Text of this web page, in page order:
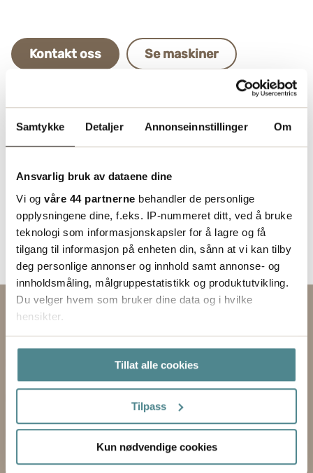
Samtykke Detaljer Annonseinnstillinger Om
Ansvarlig bruk av dataene dine
Vi og våre 44 partnerne behandler de personlige
opplysningene dine, f.eks. IP-nummeret ditt, ved å bruke
teknologi som informasjonskapsler for å lagre og få
tilgang til informasjon på enheten din, sånn at vi kan tilby
deg personlige annonser og innhold samt annonse- og
innholdsmåling, målgruppestatistikk og produktutvikling.
Du velger hvem som bruker dine data og i hvilke
hensikter.
Hvis du gir oss lov, vil vi også gjerne:
Innhente informasjon om den geografiske
beliggenheten din, som kan være nøyaktig innenfor
Identifisere enheten din ved å aktivt skanne den
kan du lese om hvordan dine personlige
Tillat alle cookies
Tilpass
Kun nødvendige cookies
Kontakt oss Se maskiner
Kontakt oss via skjemaet
EMNE
FORNAVN